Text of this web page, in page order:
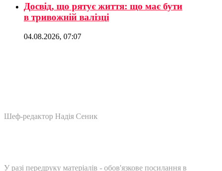
Досвід, що рятує життя: що має бути
в тривожній валізці
04.08.2026, 07:07
Шеф-редактор Надія Сеник
У разі передруку матеріалів - обов'язкове посилання в